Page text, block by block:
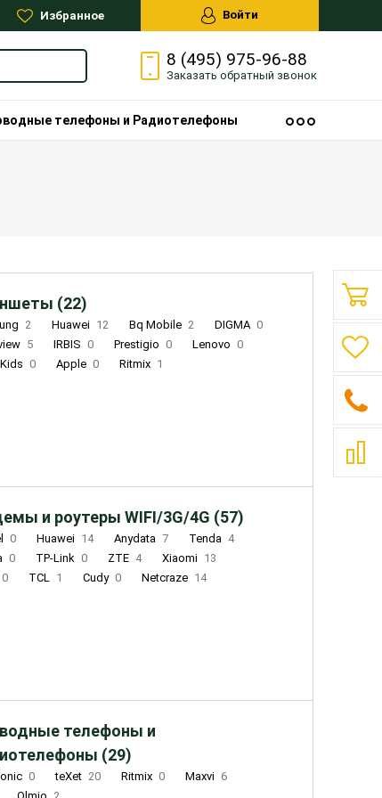
Избранное Войти
8 (495) 975-96-88
Заказать обратный звонок
телефоны и Радиотелефоны
(22)
2 Huawei 12 Bq Mobile 2 DIGMA 0
5 IRBIS 0 Prestigio 0 Lenovo 0
0 Apple 0 Ritmix 1
и роутеры WIFI/3G/4G (57)
0 Huawei 14 Anydata 7 Tenda 4
0 TP-Link 0 ZTE 4 Xiaomi 13
0 TCL 1 Cudy 0 Netcraze 14
телефоны и
(29)
0 teXet 20 Ritmix 0 Maxvi 6